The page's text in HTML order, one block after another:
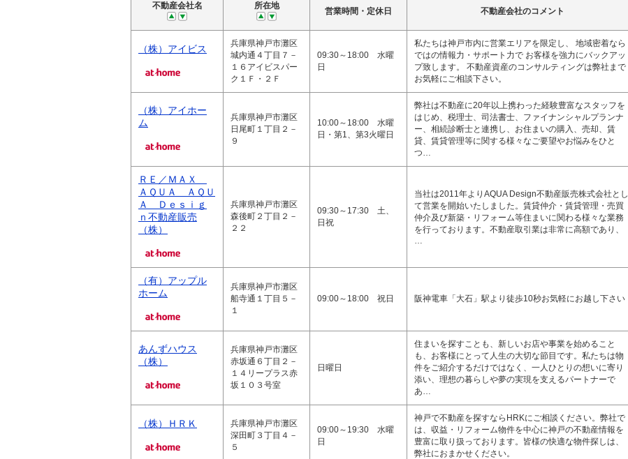
不動産会社名 所在地
営業時間・定休日 不動産会社のコメント
（株）アイビス
兵庫県神戸市灘区
城内通４丁目７－
１６アイビスパー
ク１Ｆ・２Ｆ
09:30～18:00 水曜
日
私たちは神戸市内に営業エリアを限定し、 地域密着なら
ではの情報力・サポート力で お客様を強力にバックアッ
プ致します。 不動産資産のコンサルティングは弊社まで
お気軽にご相談下さい。
（株）アイホー
ム
兵庫県神戸市灘区
日尾町１丁目２－
９
10:00～18:00 水曜
日・第1、第3火曜日
弊社は不動産に20年以上携わった経験豊富なスタッフを
はじめ、税理士、司法書士、ファイナンシャルプランナ
ー、相続診断士と連携し、お住まいの購入、売却、賃
貸、賃貸管理等に関する様々なご要望やお悩みをひと
つ…
ＲＥ／ＭＡＸ
ＡＱＵＡ ＡＱＵ
Ａ Ｄｅｓｉｇ
ｎ不動産販売
（株）
兵庫県神戸市灘区
森後町２丁目２－
２２
09:30～17:30 土、
日祝
当社は2011年よりAQUA Design不動産販売株式会社とし
て営業を開始いたしました。賃貸仲介・賃貸管理・売買
仲介及び新築・リフォーム等住まいに関わる様々な業務
を行っております。不動産取引業は非常に高額であり、
…
（有）アップル
ホーム
兵庫県神戸市灘区
船寺通１丁目５－
１
09:00～18:00 祝日 阪神電車「大石」駅より徒歩10秒お気軽にお越し下さい
あんずハウス
（株）
兵庫県神戸市灘区
赤坂通６丁目２－
１４リープラス赤
坂１０３号室
日曜日
住まいを探すことも、新しいお店や事業を始めること
も、お客様にとって人生の大切な節目です。私たちは物
件をご紹介するだけではなく、一人ひとりの想いに寄り
添い、理想の暮らしや夢の実現を支えるパートナーで
あ…
（株）ＨＲＫ
兵庫県神戸市灘区
深田町３丁目４－
５
09:00～19:30 水曜
日
神戸で不動産を探すならHRKにご相談ください。弊社で
は、収益・リフォーム物件を中心に神戸の不動産情報を
豊富に取り扱っております。皆様の快適な物件探しは、
弊社におまかせください。